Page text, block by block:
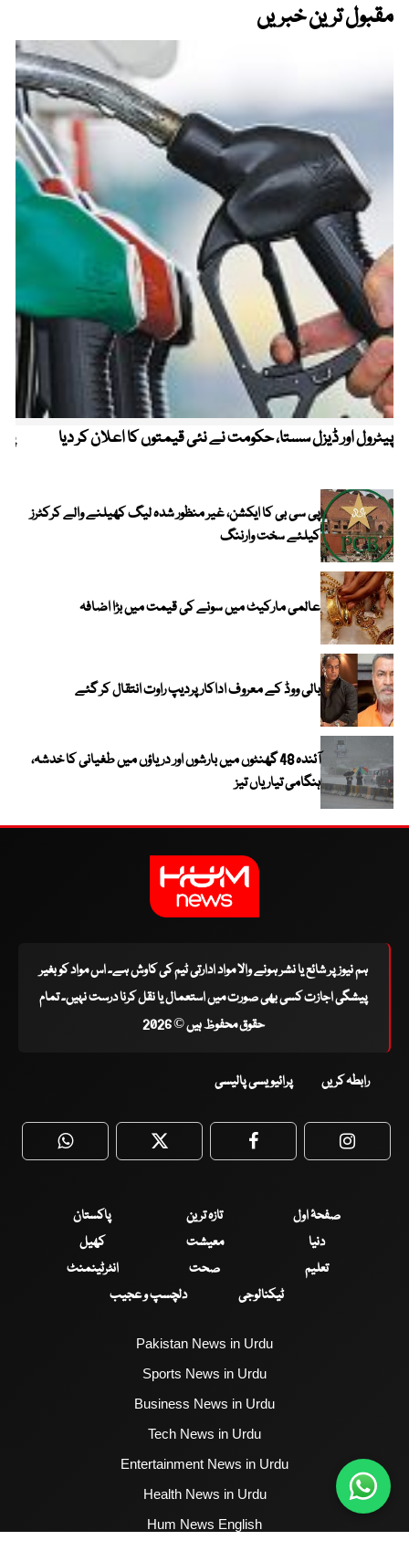
مقبول ترین خبریں
پیٹرول اور ڈیزل سستا، حکومت نے نئی قیمتوں کا اعلان کر دیا
پی سی بی کا ایکشن، غیر منظور شدہ لیگ کھیلنے والے کرکٹرز
کیلئے سخت وارننگ
عالمی مارکیٹ میں سونے کی قیمت میں بڑا اضافہ
بالی ووڈ کے معروف اداکار پردیپ راوت انتقال کر گئے
آئندہ 48 گھنٹوں میں بارشوں اور دریاؤں میں طغیانی کا خدشہ،
ہنگامی تیاریاں تیز
ہم نیوز پر شائع یا نشر ہونے والا مواد ادارتی ٹیم کی کاوش ہے۔ اس مواد کو بغیر
پیشگی اجازت کسی بھی صورت میں استعمال یا نقل کرنا درست نہیں۔ تمام
حقوق محفوظ ہیں © 2026
رابطہ کریں پرائیویسی پالیسی
WhatsApp Twitter Facebook
صفحۂ اول تازہ ترین
پاکستان
دنیا
معیشت
کھیل
تعلیم
صحت
انٹرٹینمنٹ
ٹیکنالوجی
دلچسپ و عجیب
Pakistan News in Urdu
Sports News in Urdu
Business News in Urdu
Tech News in Urdu
Entertainment News in Urdu
Health News in Urdu
Hum News English